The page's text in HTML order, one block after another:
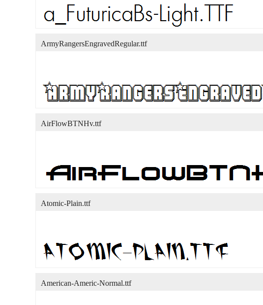
ArmyRangersEngravedRegular.ttf
AirFlowBTNHv.ttf
Atomic-Plain.ttf
American-Americ-Normal.ttf